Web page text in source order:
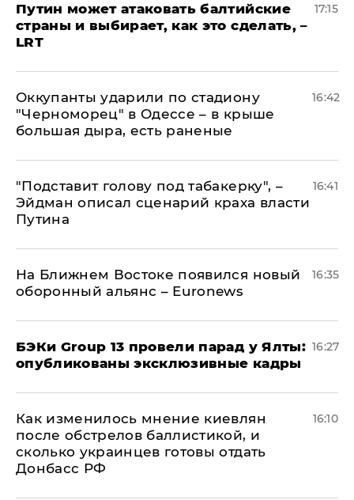
Путин может атаковать балтийские
страны и выбирает, как это сделать, –
LRT
17:15
Оккупанты ударили по стадиону
"Черноморец" в Одессе – в крыше
большая дыра, есть раненые
16:42
​"Подставит голову под табакерку", –
Эйдман описал сценарий краха власти
Путина
16:41
На Ближнем Востоке появился новый
оборонный альянс – Euronews
16:35
​БЭКи Group 13 провели парад у Ялты:
опубликованы эксклюзивные кадры
16:27
Как изменилось мнение киевлян
после обстрелов баллистикой, и
сколько украинцев готовы отдать
Донбасс РФ
16:10